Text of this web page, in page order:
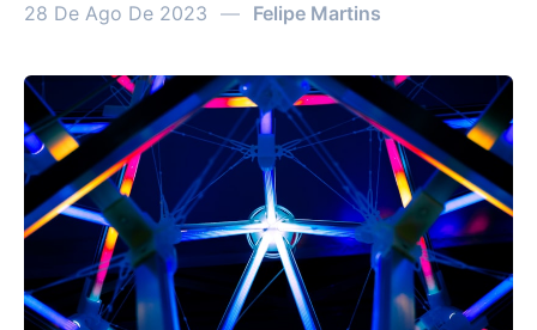
28 De Ago De 2023 — Felipe Martins